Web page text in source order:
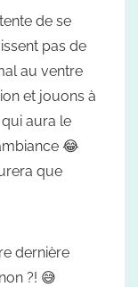
de se
pas de
au ventre
et jouons à
aura le
😂
que
dernière
?! 😅